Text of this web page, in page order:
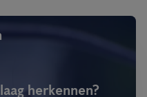
herkennen?